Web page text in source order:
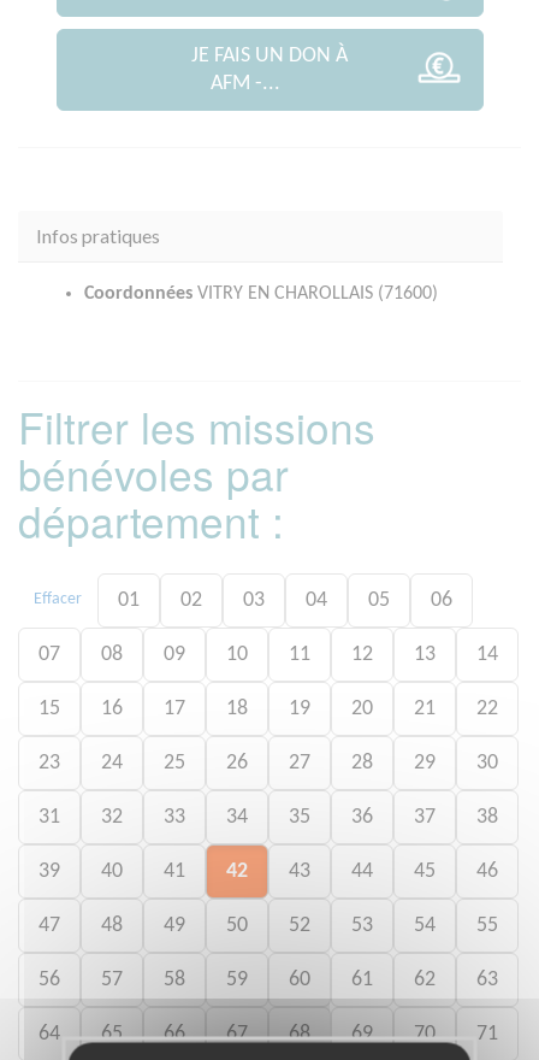
JE FAIS UN DON À
AFM -...
Infos pratiques
Coordonnées VITRY EN CHAROLLAIS (71600)
Filtrer les missions
bénévoles par
département :
Effacer 01 02 03 04 05 06
07 08 09 10 11 12 13 14
15 16 17 18 19 20 21 22
23 24 25 26 27 28 29 30
31 32 33 34 35 36 37 38
39 40 41 42 43 44 45 46
47 48 49 50 52 53 54 55
56 57 58 59 60 61 62 63
64 65 66 67 68 69 70 71